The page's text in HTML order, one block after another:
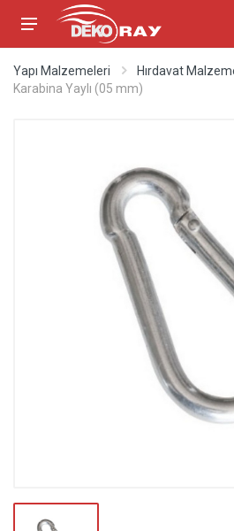
Yapı Malzemeleri
Hırdavat
Karabina Yaylı (05 mm)